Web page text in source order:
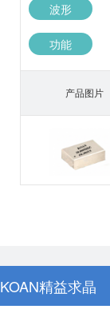
波形
功能
产品图片
KOAN精益求晶